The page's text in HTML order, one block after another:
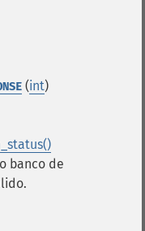
(int)
banco de